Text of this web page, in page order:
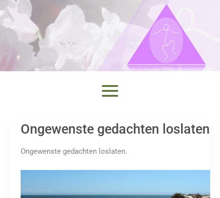
Ga
naar
de
inhoud
Ongewenste gedachten loslaten
Ongewenste gedachten loslaten.